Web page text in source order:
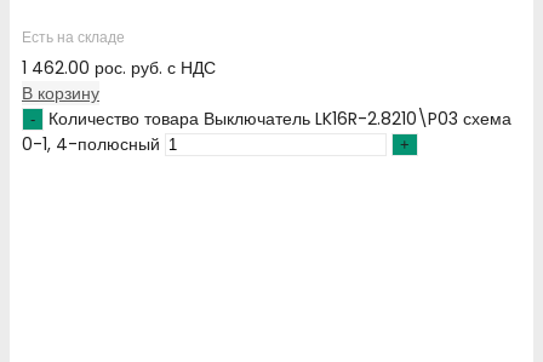
Есть на складе
1 462.00 рос. руб. с НДС
В корзину
Количество товара Выключатель LK16R-2.8210\P03 схема
0-1, 4-полюсный